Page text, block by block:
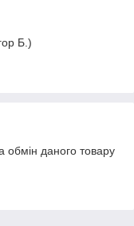
Б.)
даного товару